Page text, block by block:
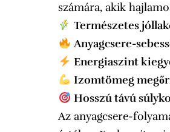
számára, akik
Természetes
Anyagcsere-
Energiaszint
Izomtömeg
Hosszú távú
Az anyagcsere-